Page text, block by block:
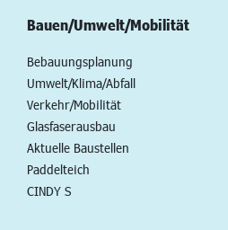
Bauen/Umwelt/Mobilität
Bebauungsplanung
Umwelt/Klima/Abfall
Verkehr/Mobilität
Glasfaserausbau
Aktuelle Baustellen
Paddelteich
CINDY S